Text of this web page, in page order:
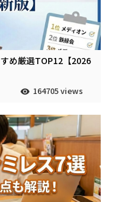
め厳選TOP12【2026
164705 views